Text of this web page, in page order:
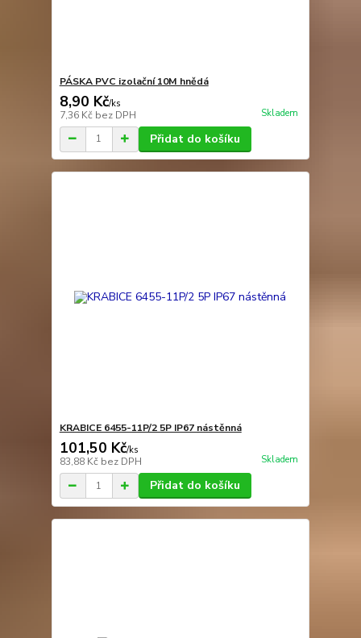
PÁSKA PVC izolační 10M hnědá
8,90 Kč/ks
7,36 Kč bez DPH Skladem
Přidat do košíku
KRABICE 6455-11P/2 5P IP67 nástěnná
101,50 Kč/ks
83,88 Kč bez DPH Skladem
Přidat do košíku